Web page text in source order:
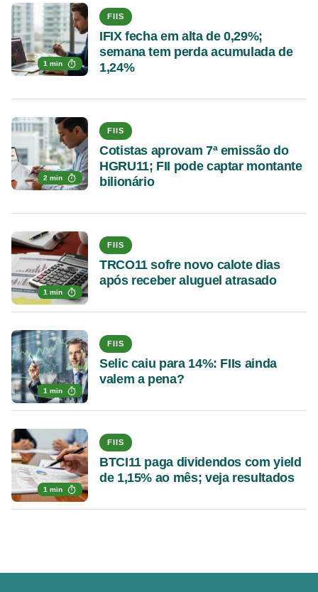
1 min
FIIS
IFIX fecha em alta de 0,29%;
semana tem perda acumulada de
1,24%
2 min
FIIS
Cotistas aprovam 7ª emissão do
HGRU11; FII pode captar montante
bilionário
1 min
FIIS
TRCO11 sofre novo calote dias
após receber aluguel atrasado
1 min
FIIS
Selic caiu para 14%: FIIs ainda
valem a pena?
1 min
FIIS
BTCI11 paga dividendos com yield
de 1,15% ao mês; veja resultados